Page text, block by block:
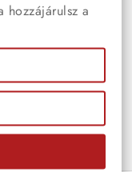
hozzájárulsz a